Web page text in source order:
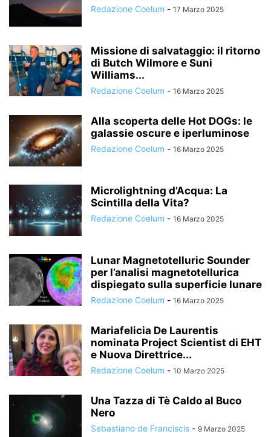
Redazione Coelum - 17 Marzo 2025
Missione di salvataggio: il ritorno
di Butch Wilmore e Suni
Williams...
Redazione Coelum - 16 Marzo 2025
Alla scoperta delle Hot DOGs: le
galassie oscure e iperluminose
Redazione Coelum - 16 Marzo 2025
Microlightning d’Acqua: La
Scintilla della Vita?
Redazione Coelum - 16 Marzo 2025
Lunar Magnetotelluric Sounder
per l’analisi magnetotellurica
dispiegato sulla superficie lunare
Redazione Coelum - 16 Marzo 2025
Mariafelicia De Laurentis
nominata Project Scientist di EHT
e Nuova Direttrice...
Redazione Coelum - 10 Marzo 2025
Una Tazza di Tè Caldo al Buco
Nero
Sebastiano de Franciscis - 9 Marzo 2025